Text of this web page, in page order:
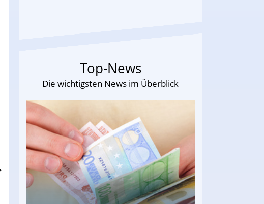
Top-News
Die wichtigsten News im Überblick